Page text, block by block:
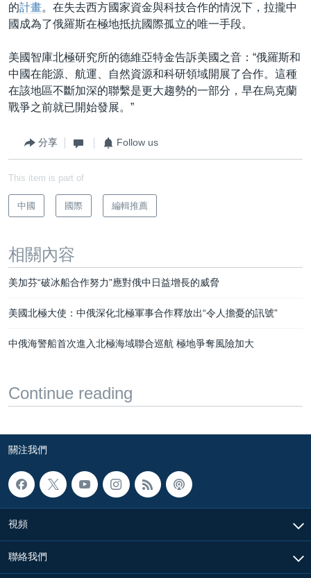
的計畫。在失去西方國家資金與科技合作的情況下，拉攏中
國成為了俄羅斯在極地抵抗國際孤立的唯一手段。
美國智庫北極研究所的德維亞特金告訴美國之音：“俄羅斯和
中國在能源、航運、自然資源和科研領域開展了合作。這種
在該地區不斷加深的聯繫是更大趨勢的一部分，早在烏克蘭
戰爭之前就已開始發展。”
分享 Follow us
This item is part of
中國 國際 編輯推薦
相關內容
美加芬“破冰船合作努力”應對俄中日益增長的威脅
美國北極大使：中俄深化北極軍事合作釋放出“令人擔憂的訊號”
中俄海警船首次進入北極海域聯合巡航 極地爭奪風險加大
Continue reading
關注我們
視頻
聯絡我們